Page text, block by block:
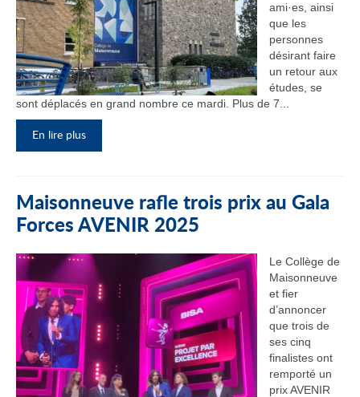
ami·es, ainsi
que les
personnes
désirant faire
un retour aux
études, se
sont déplacés en grand nombre ce mardi. Plus de 7...
En lire plus
Maisonneuve rafle trois prix au Gala
Forces AVENIR 2025
Le Collège de
Maisonneuve
et fier
d’annoncer
que trois de
ses cinq
finalistes ont
remporté un
prix AVENIR